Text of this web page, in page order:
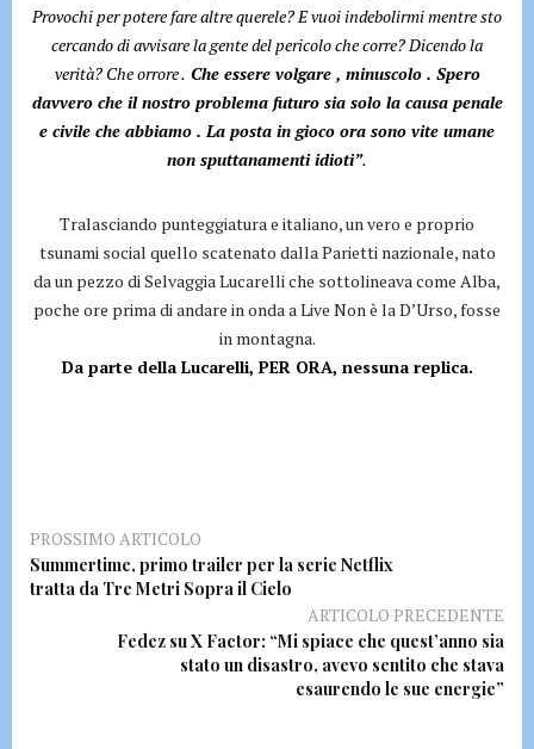
Provochi per potere fare altre querele? E vuoi indebolirmi mentre sto
cercando di avvisare la gente del pericolo che corre? Dicendo la
verità? Che orrore . Che essere volgare , minuscolo . Spero
davvero che il nostro problema futuro sia solo la causa penale
e civile che abbiamo . La posta in gioco ora sono vite umane
non sputtanamenti idioti”.
Tralasciando punteggiatura e italiano, un vero e proprio
tsunami social quello scatenato dalla Parietti nazionale, nato
da un pezzo di Selvaggia Lucarelli che sottolineava come Alba,
poche ore prima di andare in onda a Live Non è la D’Urso, fosse
in montagna.
Da parte della Lucarelli, PER ORA, nessuna replica.
PROSSIMO ARTICOLO
Summertime, primo trailer per la serie Netflix
tratta da Tre Metri Sopra il Cielo
ARTICOLO PRECEDENTE
Fedez su X Factor: “Mi spiace che quest’anno sia
stato un disastro, avevo sentito che stava
esaurendo le sue energie”